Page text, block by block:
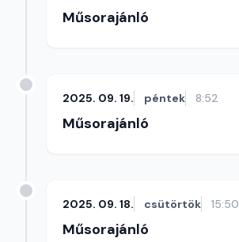
Műsorajánló
2025. 09. 19. péntek 8:52
Műsorajánló
2025. 09. 18. csütörtök 15:50
Műsorajánló